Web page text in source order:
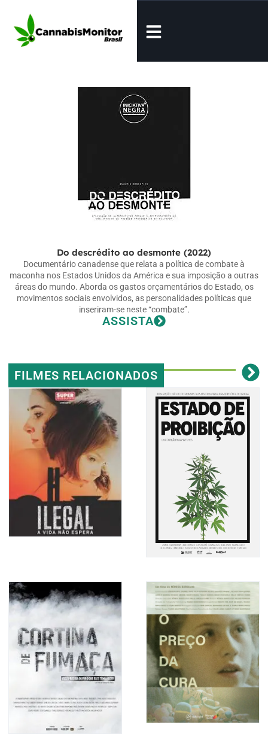
Do descrédito ao desmonte (2022)
Documentário canadense que relata a política de combate à
maconha nos Estados Unidos da América e sua imposição a outras
áreas do mundo. Aborda os gastos orçamentários do Estado, os
movimentos sociais envolvidos, as personalidades políticas que
inseriram-se neste “combate”.
ASSISTA
FILMES RELACIONADOS